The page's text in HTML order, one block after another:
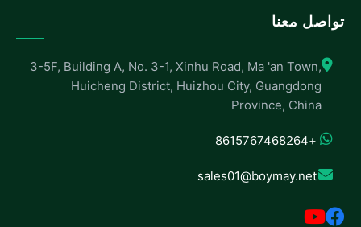
تواصل معنا
3-5F, Building A, No. 3-1, Xinhu Road, Ma 'an Town,
Huicheng District, Huizhou City, Guangdong
Province, China
+8615767468264
sales01@boymay.net